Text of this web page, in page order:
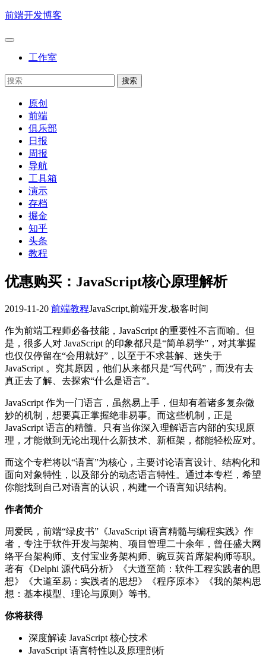
前端开发博客
工作室
原创
前端
俱乐部
日报
周报
导航
工具箱
演示
存档
掘金
知乎
头条
教程
优惠购买：JavaScript核心原理解析
2019-11-20 前端教程JavaScript,前端开发,极客时间
作为前端工程师必备技能，JavaScript 的重要性不言而喻。但
是，很多人对 JavaScript 的印象都只是“简单易学”，对其掌握
也仅仅停留在“会用就好”，以至于不求甚解、迷失于
JavaScript 。究其原因，他们从来都只是“写代码”，而没有去
真正去了解、去探索“什么是语言”。
JavaScript 作为一门语言，虽然易上手，但却有着诸多复杂微
妙的机制，想要真正掌握绝非易事。而这些机制，正是
JavaScript 语言的精髓。只有当你深入理解语言内部的实现原
理，才能做到无论出现什么新技术、新框架，都能轻松应对。
而这个专栏将以“语言”为核心，主要讨论语言设计、结构化和
面向对象特性，以及部分的动态语言特性。通过本专栏，希望
你能找到自己对语言的认识，构建一个语言知识结构。
作者简介
周爱民，前端“绿皮书”《JavaScript 语言精髓与编程实践》作
者，专注于软件开发与架构、项目管理二十余年，曾任盛大网
络平台架构师、支付宝业务架构师、豌豆荚首席架构师等职。
著有《Delphi 源代码分析》《大道至简：软件工程实践者的思
想》《大道至易：实践者的思想》《程序原本》《我的架构思
想：基本模型、理论与原则》等书。
你将获得
深度解读 JavaScript 核心技术
JavaScript 语言特性以及原理剖析